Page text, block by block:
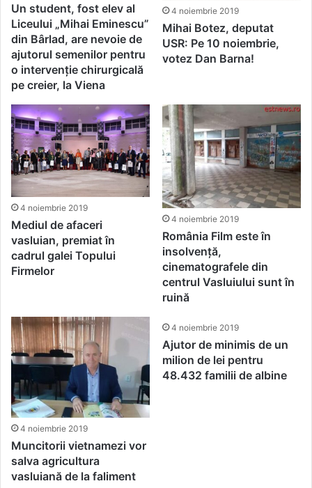
Un student, fost elev al
Liceului „Mihai Eminescu”
din Bârlad, are nevoie de
ajutorul semenilor pentru
o intervenție chirurgicală
pe creier, la Viena
4 noiembrie 2019
Mihai Botez, deputat
USR: Pe 10 noiembrie,
votez Dan Barna!
4 noiembrie 2019
Mediul de afaceri
vasluian, premiat în
cadrul galei Topului
Firmelor
4 noiembrie 2019
România Film este în
insolvență,
cinematografele din
centrul Vasluiului sunt în
ruină
4 noiembrie 2019
Muncitorii vietnamezi vor
salva agricultura
vasluiană de la faliment
4 noiembrie 2019
Ajutor de minimis de un
milion de lei pentru
48.432 familii de albine